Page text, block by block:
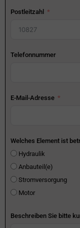
Postleitzahl
Telefonnummer
E-Mail-Adresse
Welches Element ist
Hydraulik
Anbauteil(e)
Stromversorgung
Motor
Beschreiben Sie bitte